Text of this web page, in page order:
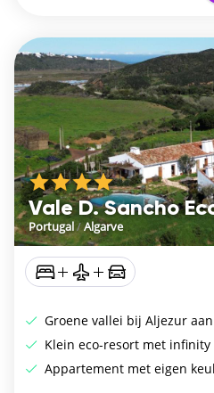
Vale D. Sancho
Portugal/Algarve
Groene vallei bij Aljezur
Klein eco-resort met
Appartement met eigen